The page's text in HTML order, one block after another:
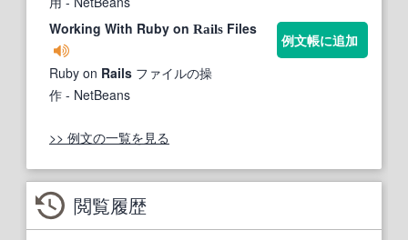
Working With Ruby on Rails Files
Ruby on Rails ファイルの操
作 - NetBeans
例文帳に追加
>> 例文の一覧を見る
閲覧履歴